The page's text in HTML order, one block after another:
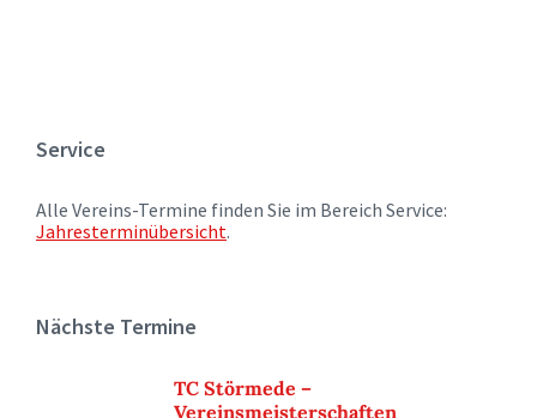
Service
Alle Vereins-Termine finden Sie im Bereich Service:
Jahresterminübersicht.
Nächste Termine
TC Störmede –
Vereinsmeisterschaften